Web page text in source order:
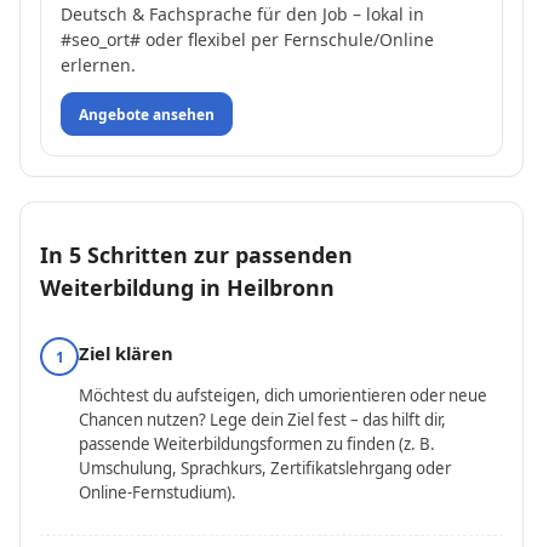
Deutsch & Fachsprache für den Job – lokal in
#seo_ort# oder flexibel per Fernschule/Online
erlernen.
Angebote ansehen
In 5 Schritten zur passenden
Weiterbildung in Heilbronn
1 Ziel klären
Möchtest du aufsteigen, dich umorientieren oder neue
Chancen nutzen? Lege dein Ziel fest – das hilft dir,
passende Weiterbildungsformen zu finden (z. B.
Umschulung, Sprachkurs, Zertifikatslehrgang oder
Online-Fernstudium).